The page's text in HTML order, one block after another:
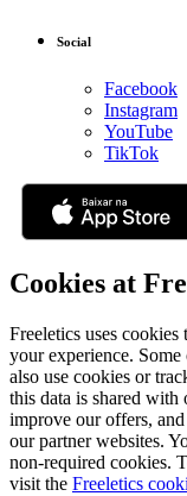
Social
Facebook
Instagram
YouTube
TikTok
Cookies at
Freeletics uses
your experience.
also use cookies or
this data is shared with
improve our offers,
our partner websites.
non-required cookies.
visit the Freeletics